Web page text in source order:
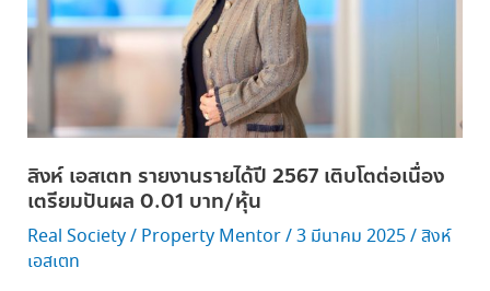
สิงห์ เอสเตท รายงานรายได้ปี 2567 เติบโตต่อเนื่อง
เตรียมปันผล 0.01 บาท/หุ้น
Real Society/ Property Mentor/3 มีนาคม 2025/สิงห์
เอสเตท
ราย
ได้
ปี 2567 เติบโต
เนื่อง
ปันผล 0.01 บาท/
หุ้น